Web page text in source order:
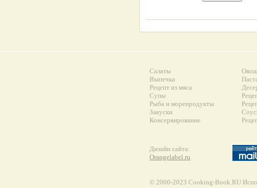
Салаты
Выпечка
Рецепт из мяса
Супы
Рыба и морепродукты
Закуски
Консервирование
Дизайн сайта:
Orangelabel.ru
© 2000-2023 Сooking-Book.RU